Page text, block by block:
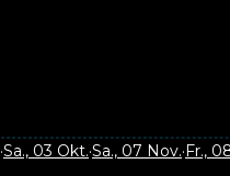
·Sa., 03 Okt.·Sa., 07 Nov.·Fr.,